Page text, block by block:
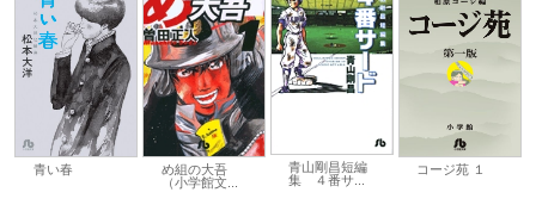
青い春
め組の大吾
（小学館文...
青山剛昌短編
集 ４番サ...
コージ苑 １